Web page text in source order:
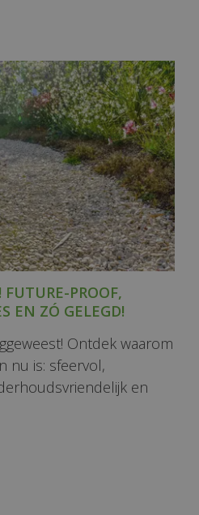
PROOF,
EN ZÓ GELEGD!
Ontdek waarom
nu is: sfeervol,
en